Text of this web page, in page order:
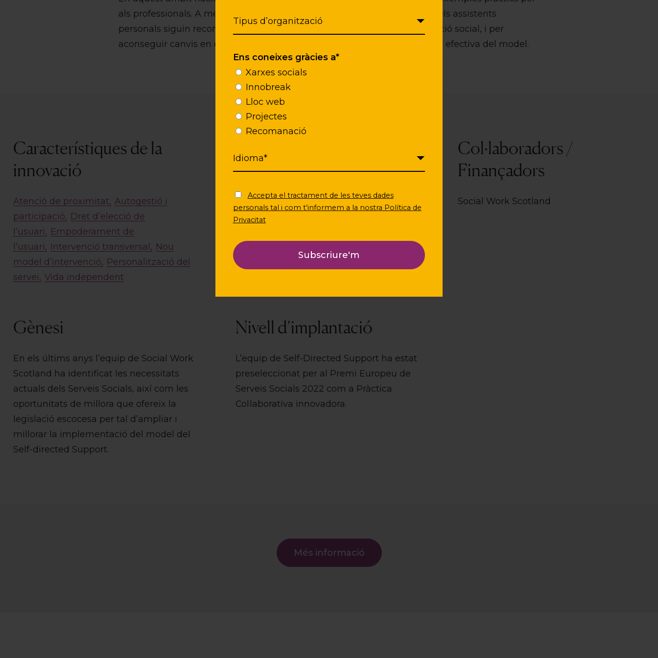
Ens coneixes gràcies a*
Xarxes socials
Innobreak
Lloc web
Projectes
Recomanació
Accepta el tractament de les teves dades
personals tal i com t’informem a la nostra Política de
Privacitat
als professionals. A més, el programa està treballant per aconseguir que els assistents
personals siguin reconeguts com a membres de la força laboral de l’atenció social, i per
aconseguir canvis en el marc legal escocès que facilitin la implementació efectiva del model.
Característiques de la
innovació
Atenció de proximitat
Autogestió i
participació
Dret d’elecció de
l’usuari
Empoderament de
l’usuari
Intervenció transversal
Nou
model d’intervenció
Personalització del
servei
Vida independent
Col·laboradors /
Finançadors
Social Work Scotland
Gènesi
En els últims anys l’equip de Social Work
Scotland ha identificat les necessitats
actuals dels Serveis Socials, així com les
oportunitats de millora que ofereix la
legislació escocesa per tal d’ampliar i
millorar la implementació del model del
Self-directed Support.
Nivell d’implantació
L’equip de Self-Directed Support ha estat
preseleccionat per al Premi Europeu de
Serveis Socials 2022 com a Pràctica
Col·laborativa innovadora.
Més informació